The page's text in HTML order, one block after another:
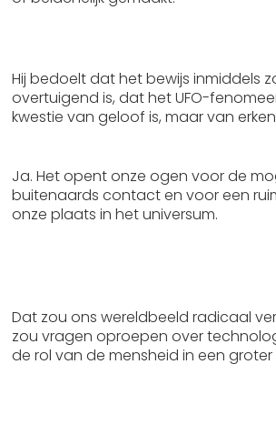
Hij bedoelt dat het bewijs inmiddels
overtuigend is, dat het UFO-
kwestie van geloof is, maar van
Ja. Het opent onze ogen voor de
buitenaards contact en voor een
onze plaats in het universum.
Dat zou ons wereldbeeld radicaal
zou vragen oproepen over
de rol van de mensheid in een groter